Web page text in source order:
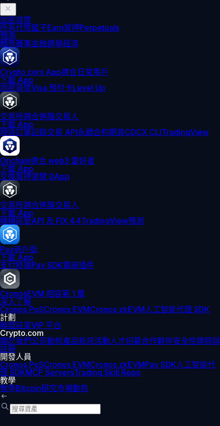
加密貨幣
所有代幣籃子Earn質押Perpetuals
預測
體育賽事金融選舉經濟
Crypto.com App適合日常用戶
下載 App
加密貨幣Visa 預付卡Level Up
交易所適合進階交易人
下載 App
現貨訂單記錄交易 API永續合約期貨CDCX CLITradingView
Onchain適合 web3 愛好者
下載 App
交換質押瀏覽 DApp
交易所適合進階交易人
下載 App
機構託管API 及 FIX 4.4TradingView預測
Pay商戶版
下載 App
支付終端Pay SDK電商插件
CronosEVM 相容第 1 層
深入了解
Cronos PoSCronos EVMCronos zkEVM人工智能代理 SDK
計劃
聯盟莊家VIP 平台
Crypto.com
關於我們公司動態產品新訊活動人才招募合作夥伴安全性牌照與
註冊
開發人員
Cronos PoSCronos EVMCronos zkEVMPay SDK人工智能代
理 SDKMCP ServersTrading Skill Repo
教學
教學Bitcoin研究市場動態